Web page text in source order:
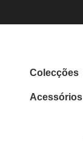
Colecções
Acessórios